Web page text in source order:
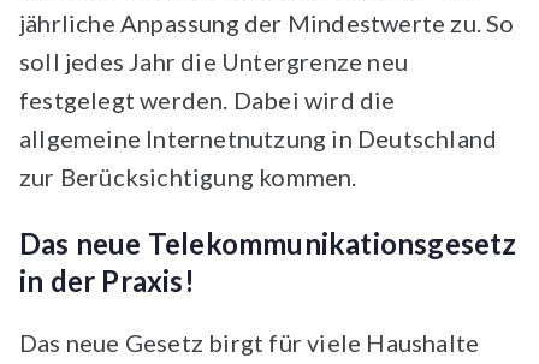
jährliche Anpassung der Mindestwerte zu. So
soll jedes Jahr die Untergrenze neu
festgelegt werden. Dabei wird die
allgemeine Internetnutzung in Deutschland
zur Berücksichtigung kommen.
Das neue Telekommunikationsgesetz
in der Praxis!
Das neue Gesetz birgt für viele Haushalte